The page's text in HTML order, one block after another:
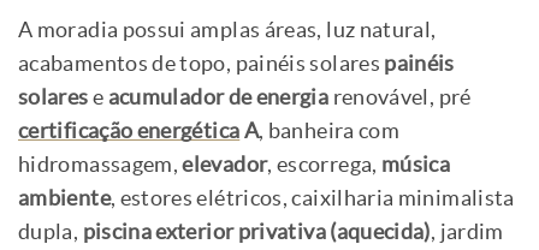
A moradia possui amplas áreas, luz natural,
acabamentos de topo, painéis solares painéis
solares e acumulador de energia renovável, pré
certificação energética A, banheira com
hidromassagem,elevador, escorrega, música
ambiente, estores elétricos, caixilharia minimalista
dupla, piscina exterior privativa (aquecida), jardim